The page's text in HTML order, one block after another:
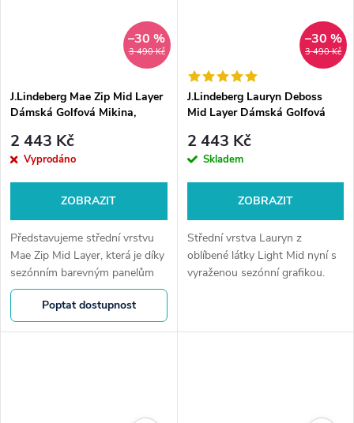
3 490 Kč
–30 %
J.Lindeberg Mae Zip Mid Layer
Dámská Golfová Mikina,
2 443 Kč
Vyprodáno
ZOBRAZIT
Představujeme střední vrstvu
Mae Zip Mid Layer, která je díky
sezónním barevným panelům
Bridge ideální na golf. Tato
střední vrstva kombinuje styl a
funkčnost a nabízí teplo i...
Poptat dostupnost
3 490 Kč
–30 %
J.Lindeberg Lauryn Deboss
Mid Layer Dámská Golfová
2 443 Kč
Skladem
ZOBRAZIT
Střední vrstva Lauryn z
oblíbené látky Light Mid nyní s
vyraženou sezónní grafikou.